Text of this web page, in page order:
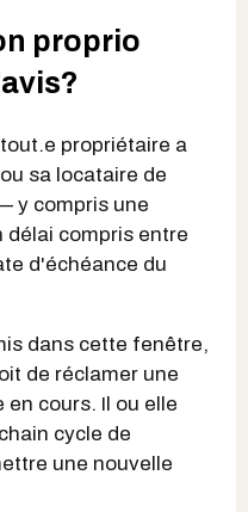
proprio
propriétaire a
sa locataire de
y compris une
compris entre
d'échéance du
dans cette fenêtre,
de réclamer une
cours. Il ou elle
cycle de
une nouvelle